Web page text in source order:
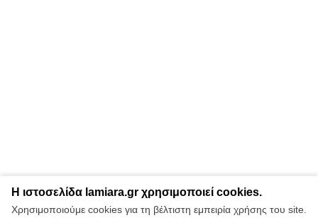
Η ιστοσελίδα lamiara.gr χρησιμοποιεί cookies.
Χρησιμοποιούμε cookies για τη βέλτιστη εμπειρία χρήσης του site.